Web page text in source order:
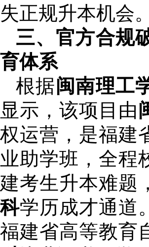
失正规升本机会。
三、官方合规
育体系
根据闽南理工
显示，该项目由
权运营，是福建
业助学班，全程
建考生升本难题
科学历成才通道
福建省高等教育